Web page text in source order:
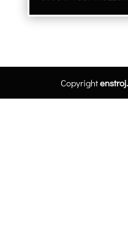
Copyright